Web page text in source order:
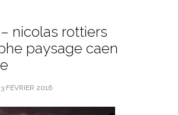
nicolas rottiers
paysage caen
FÉVRIER 2016